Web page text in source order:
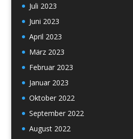
Juli 2023
Juni 2023
April 2023
März 2023
Februar 2023
Januar 2023
Oktober 2022
September 2022
August 2022